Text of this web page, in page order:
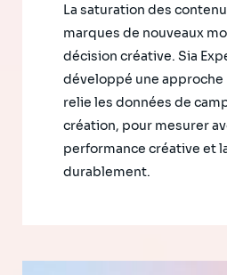
La saturation des
marques de nouveaux
décision créative. Sia
développé une approche
relie les données de
création, pour mesurer
performance créative et
durablement.